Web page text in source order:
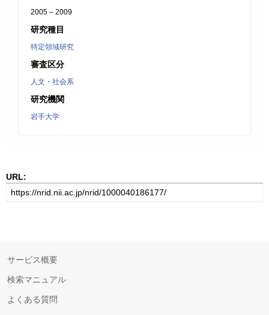
2005 – 2009
研究種目
特定領域研究
審査区分
人文・社会系
研究機関
岩手大学
URL:
サービス概要
検索マニュアル
よくある質問